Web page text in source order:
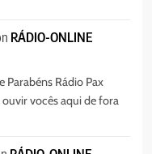
eclesial sem
é uma simples
– defende o
INHAMÍZUA:
RÁDIO-ONLINE
Parabéns Rádio Pax
vocês aqui de fora